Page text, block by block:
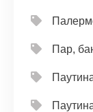
Пар,